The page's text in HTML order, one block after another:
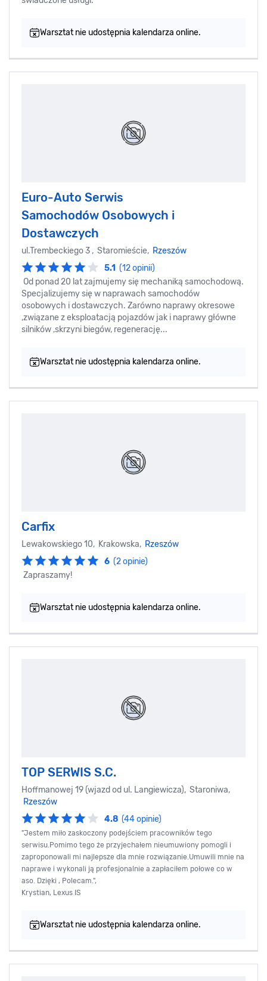
Warsztat nie udostępnia kalendarza online.
Euro-Auto Serwis
Samochodów Osobowych i
Dostawczych
ul.Trembeckiego 3 , Staromieście, Rzeszów
5.1 (12 opinii)
Od ponad 20 lat zajmujemy się mechaniką samochodową.
Specjalizujemy się w naprawach samochodów
osobowych i dostawczych. Zarówno naprawy okresowe
,związane z eksploatacją pojazdów jak i naprawy główne
silników ,skrzyni biegów, regenerację...
Warsztat nie udostępnia kalendarza online.
Carfix
Lewakowskiego 10, Krakowska, Rzeszów
6 (2 opinie)
Zapraszamy!
Warsztat nie udostępnia kalendarza online.
TOP SERWIS S.C.
Hoffmanowej 19 (wjazd od ul. Langiewicza), Staroniwa,
Rzeszów
4.8 (44 opinie)
"Jestem miło zaskoczony podejściem pracowników tego
serwisu.Pomimo tego że przyjechałem nieumuwiony pomogli i
zaproponowali mi najlepsze dla mnie rozwiązanie.Umuwili mnie na
naprawe i wykonali ją profesjonalnie a zapłaciłem połowe co w
aso. Dzięki , Polecam.",
Krystian, Lexus IS
Warsztat nie udostępnia kalendarza online.